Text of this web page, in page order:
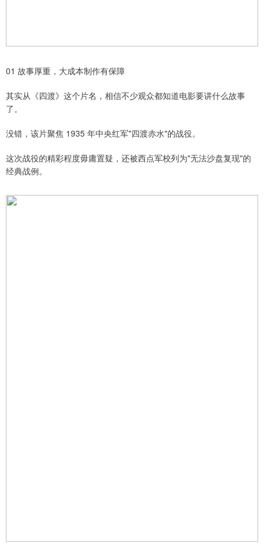
01 故事厚重，大成本制作有保障
其实从《四渡》这个片名，相信不少观众都知道电影要讲什么故事
了。
没错，该片聚焦 1935 年中央红军"四渡赤水"的战役。
这次战役的精彩程度毋庸置疑，还被西点军校列为"无法沙盘复现"的
经典战例。